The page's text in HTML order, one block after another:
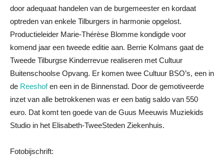
door adequaat handelen van de burgemeester en kordaat
optreden van enkele Tilburgers in harmonie opgelost.
Productieleider Marie-Thérèse Blomme kondigde voor
komend jaar een tweede editie aan. Berrie Kolmans gaat de
Tweede Tilburgse Kinderrevue realiseren met Cultuur
Buitenschoolse Opvang. Er komen twee Cultuur BSO’s, een in
de Reeshofen een in de Binnenstad. Door de gemotiveerde
inzet van alle betrokkenen was er een batig saldo van 550
euro. Dat komt ten goede van de Guus Meeuwis Muziekids
Studio in het Elisabeth-TweeSteden Ziekenhuis.
Fotobijschrift: